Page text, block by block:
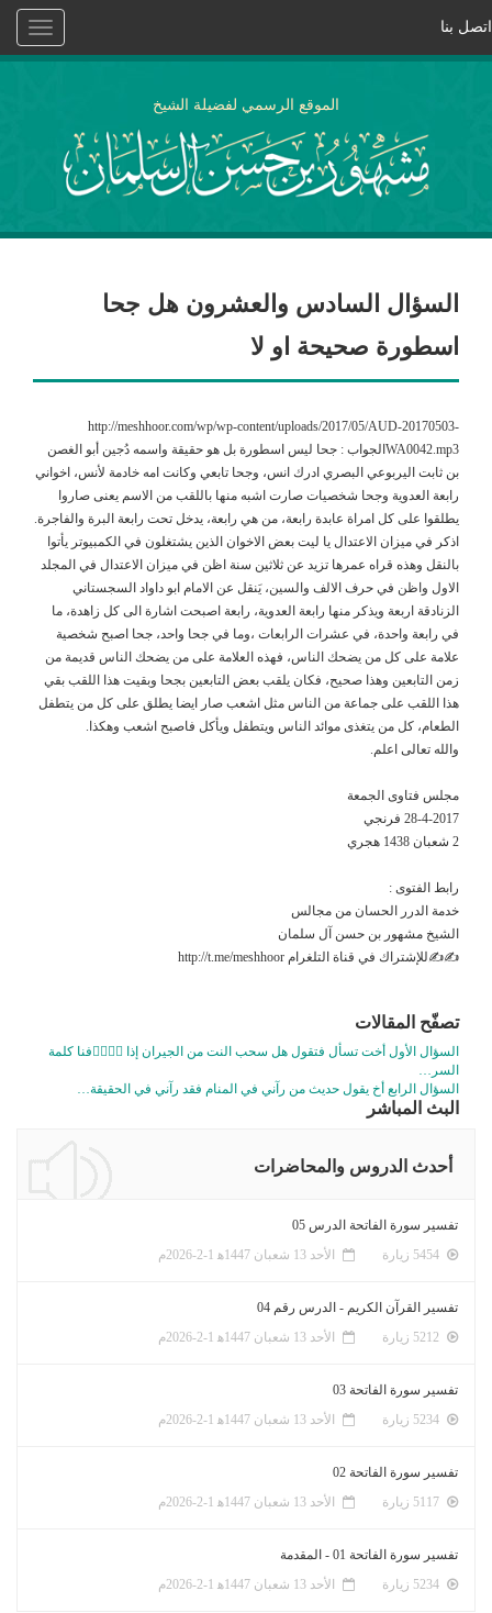
Toggle
اتصل بنا
الموقع الرسمي لفضيلة الشيخ
السؤال السادس والعشرون هل جحا
اسطورة صحيحة او لا
http://meshhoor.com/wp/wp-content/uploads/2017/05/AUD-20170503-
WA0042.mp3الجواب : جحا ليس اسطورة بل هو حقيقة واسمه دُجين أبو الغصن
بن ثابت اليربوعي البصري ادرك انس، وجحا تابعي وكانت امه خادمة لأنس، اخواني
رابعة العدوية وجحا شخصيات صارت اشبه منها باللقب من الاسم يعنى صاروا
يطلقوا على كل امراة عابدة رابعة، من هي رابعة، يدخل تحت رابعة البرة والفاجرة.
اذكر في ميزان الاعتدال يا ليت بعض الاخوان الذين يشتغلون في الكمبيوتر يأتوا
بالنقل وهذه قراه عمرها تزيد عن ثلاثين سنة اظن في ميزان الاعتدال في المجلد
الاول واظن في حرف الالف والسين، يَنقل عن الامام ابو داواد السجستاني
الزنادقة اربعة ويذكر منها رابعة العدوية، رابعة اصبحت اشارة الى كل زاهدة، ما
في رابعة واحدة، في عشرات الرابعات ،وما في جحا واحد، جحا اصبح شخصية
علامة على كل من يضحك الناس، فهذه العلامة على من يضحك الناس قديمة من
زمن التابعين وهذا صحيح، فكان يلقب بعض التابعين بجحا وبقيت هذا اللقب بقي
هذا اللقب على جماعة من الناس مثل اشعب صار ايضا يطلق على كل من يتطفل
الطعام، كل من يتغذى موائد الناس ويتطفل ويأكل فاصبح اشعب وهكذا.
والله تعالى اعلم.
مجلس فتاوى الجمعة
28-4-2017 فرنجي
2 شعبان 1438 هجري
رابط الفتوى :
خدمة الدرر الحسان من مجالس
الشيخ مشهور بن حسن آل سلمان
✍✍للإشتراك في قناة التلغرام http://t.me/meshhoor
تصفّح المقالات
السؤال الأول أخت تسأل فتقول هل سحب النت من الجيران إذا عٙرٙفنا كلمة
السر…
السؤال الرابع أخ يقول حديث من رآني في المنام فقد رآني في الحقيقة…
البث المباشر
أحدث الدروس والمحاضرات
تفسير سورة الفاتحة الدرس 05
الأحد 13 شعبان 1447ﻫ 1-2-2026م
تفسير القرآن الكريم - الدرس رقم 04
الأحد 13 شعبان 1447ﻫ 1-2-2026م
تفسير سورة الفاتحة 03
الأحد 13 شعبان 1447ﻫ 1-2-2026م
تفسير سورة الفاتحة 02
الأحد 13 شعبان 1447ﻫ 1-2-2026م
تفسير سورة الفاتحة 01 - المقدمة
الأحد 13 شعبان 1447ﻫ 1-2-2026م